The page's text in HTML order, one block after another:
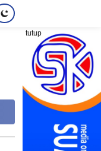
tutup